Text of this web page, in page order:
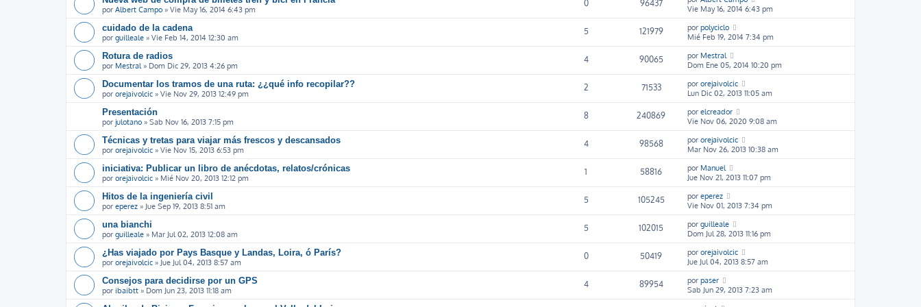
por Albert Campo » Vie May 16, 2014 6:43 pm
0 96437
Vie May 16, 2014 6:43 pm
cuidado de la cadena
por guilleale » Vie Feb 14, 2014 12:30 am
5 121979 por polyciclo
Mié Feb 19, 2014 7:34 pm
Rotura de radios
por Mestral» Dom Dic 29, 2013 4:26 pm
4 90065 por Mestral
Dom Ene 05, 2014 10:20 pm
Documentar los tramos de una ruta: ¿¿qué info recopilar??
por orejaivolcic » Vie Nov 29, 2013 12:49 pm
2 71533 por orejaivolcic
Lun Dic 02, 2013 11:05 am
Presentación
por julotano » Sab Nov 16, 2013 7:15 pm
8 240869 por elcreador
Vie Nov 06, 2020 9:08 am
Técnicas y tretas para viajar más frescos y descansados
por orejaivolcic » Vie Nov 15, 2013 6:53 pm
4 98568 por orejaivolcic
Mar Nov 26, 2013 10:38 am
iniciativa: Publicar un libro de anécdotas, relatos/crónicas
por orejaivolcic » Mié Nov 20, 2013 12:12 pm
1 58816 por Manuel
Jue Nov 21, 2013 11:07 pm
Hitos de la ingeniería civil
por eperez » Jue Sep 19, 2013 8:51 am
5 105245 por eperez
Vie Nov 01, 2013 7:34 pm
una bianchi
por guilleale » Mar Jul 02, 2013 12:08 am
5 102015 por guilleale
Dom Jul 28, 2013 11:16 pm
¿Has viajado por Pays Basque y Landas, Loira, ó París?
por orejaivolcic » Jue Jul 04, 2013 8:57 am
0 50419 por orejaivolcic
Jue Jul 04, 2013 8:57 am
Consejos para decidirse por un GPS
por ibaibtt » Dom Jun 23, 2013 11:18 am
4 89954 por paser
Sab Jun 29, 2013 7:23 am